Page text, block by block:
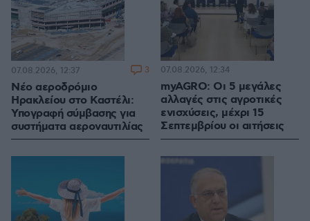
Νέο αεροδρόμιο
Ηρακλείου στο Καστέλι:
Υπογραφή σύμβασης για
συστήματα αεροναυτιλίας
07.08.2026, 12:37 3
myAGRO: Οι 5 μεγάλες
αλλαγές στις αγροτικές
ενισχύσεις, μέχρι 15
Σεπτεμβρίου οι αιτήσεις
07.08.2026, 12:34